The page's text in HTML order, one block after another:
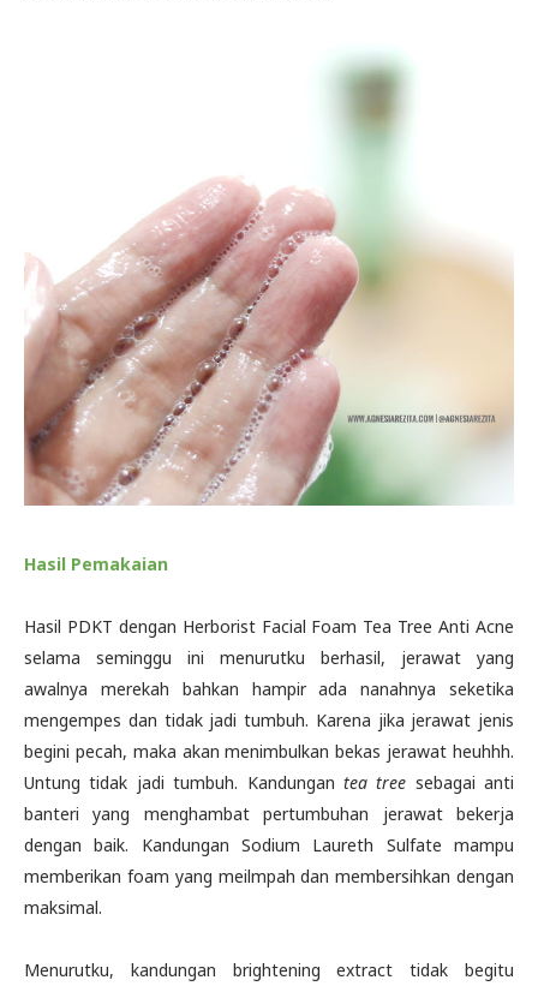
Hasil Pemakaian
Hasil PDKT dengan Herborist Facial Foam Tea Tree Anti Acne
selama seminggu ini menurutku berhasil, jerawat yang
awalnya merekah bahkan hampir ada nanahnya seketika
mengempes dan tidak jadi tumbuh. Karena jika jerawat jenis
begini pecah, maka akan menimbulkan bekas jerawat heuhhh.
Untung tidak jadi tumbuh. Kandungan tea tree sebagai anti
banteri yang menghambat pertumbuhan jerawat bekerja
dengan baik. Kandungan Sodium Laureth Sulfate mampu
memberikan foam yang meilmpah dan membersihkan dengan
maksimal.
Menurutku, kandungan brightening extract tidak begitu